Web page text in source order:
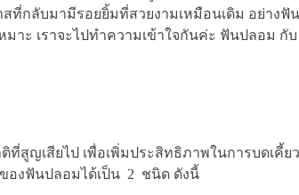
กลับมามีรอยยิ้มที่สวยงามเหมือนเดิม อย่างฟั
าะ เราจะไปทำความเข้าใจกันค่ะ ฟันปลอม กั
เสียไป เพื่อเพิ่มประสิทธิภาพในการบดเคี้ยว
องฟันปลอมได้เป็น 2 ชนิด ดังนี้